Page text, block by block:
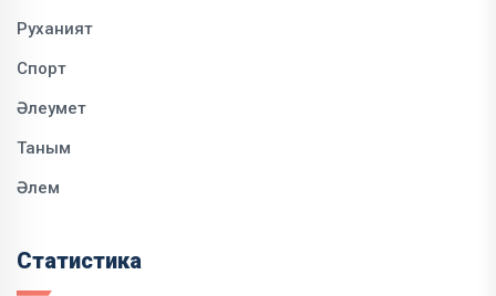
Руханият
Спорт
Әлеумет
Таным
Әлем
Статистика